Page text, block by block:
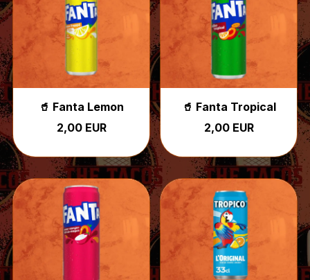
🥤 Fanta Lemon
2,00 EUR
🥤 Fanta Tropical
2,00 EUR